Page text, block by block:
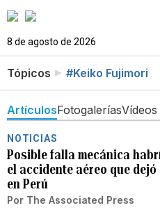
8 de agosto de 2026
Tópicos #Keiko Fujimori
ArtículosFotogaleríasVídeos
NOTICIAS
Posible falla mecánica
el accidente aéreo que
en Perú
Por The Associated Press